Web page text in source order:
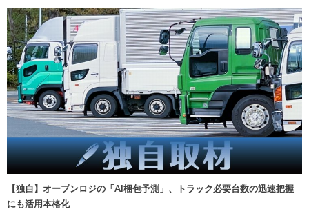
【独自】オープンロジの「AI梱包予測」、トラック必要台数の迅速把握
にも活用本格化